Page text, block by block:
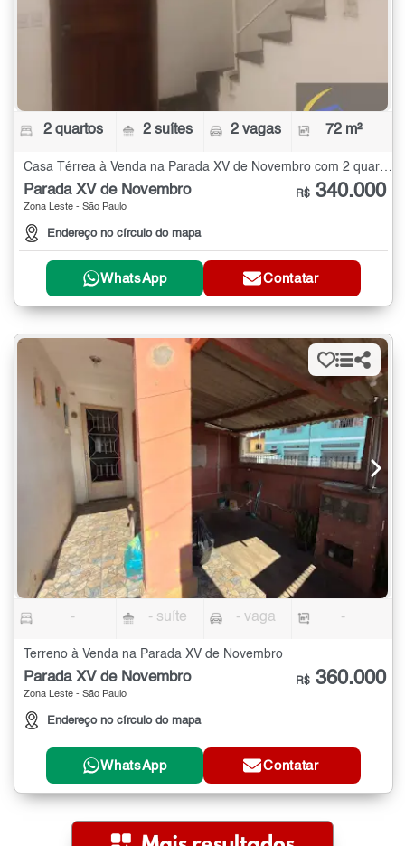
2 quartos 2 suítes 2 vagas 72 m²
Casa Térrea à Venda na Parada XV de Novembro com 2 quartos - 72 m²
Parada XV de Novembro
Zona Leste - São Paulo
Endereço no círculo do mapa
R$ 340.000
WhatsApp Contatar
- - suíte - vaga -
Terreno à Venda na Parada XV de Novembro
Parada XV de Novembro
Zona Leste - São Paulo
Endereço no círculo do mapa
R$ 360.000
WhatsApp Contatar